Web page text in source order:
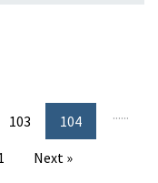
...
103
104
...
Next »